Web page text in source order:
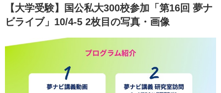
【大学受験】国公私大300校参加「第16回 夢ナ
ビライブ」10/4-5 2枚目の写真・画像